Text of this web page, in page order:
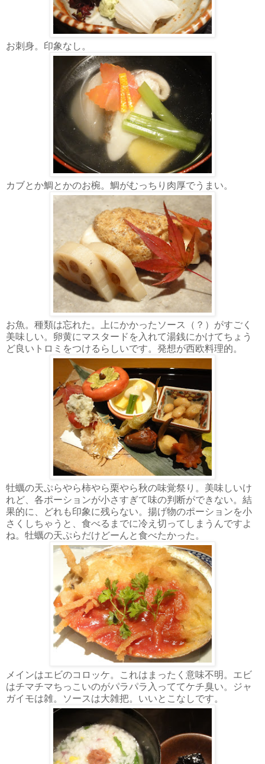
お刺身。印象なし。
カブとか鯛とかのお椀。鯛がむっちり肉厚でうまい。
お魚。種類は忘れた。上にかかったソース（？）がすごく
美味しい。卵黄にマスタードを入れて湯銭にかけてちょう
ど良いトロミをつけるらしいです。発想が西欧料理的。
牡蠣の天ぷらやら柿やら栗やら秋の味覚祭り。美味しいけ
れど、各ポーションが小さすぎて味の判断ができない。結
果的に、どれも印象に残らない。揚げ物のポーションを小
さくしちゃうと、食べるまでに冷え切ってしまうんですよ
ね。牡蠣の天ぷらだけどーんと食べたかった。
メインはエビのコロッケ。これはまったく意味不明。エビ
はチマチマちっこいのがパラパラ入っててケチ臭い。ジャ
ガイモは雑。ソースは大雑把。いいとこなしです。